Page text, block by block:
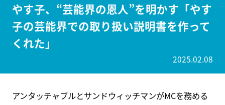
やす子、“芸能界の恩人”を明かす「やす
子の芸能界での取り扱い説明書を作って
くれた」
2025.02.08
アンタッチャブルとサンドウィッチマンがMCを務める